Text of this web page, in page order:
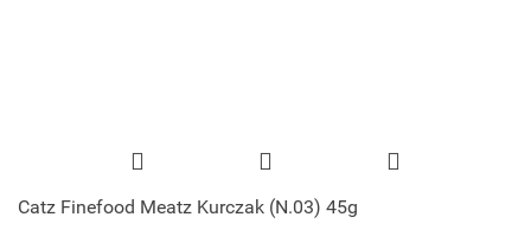
Catz Finefood Meatz Kurczak (N.03) 45g